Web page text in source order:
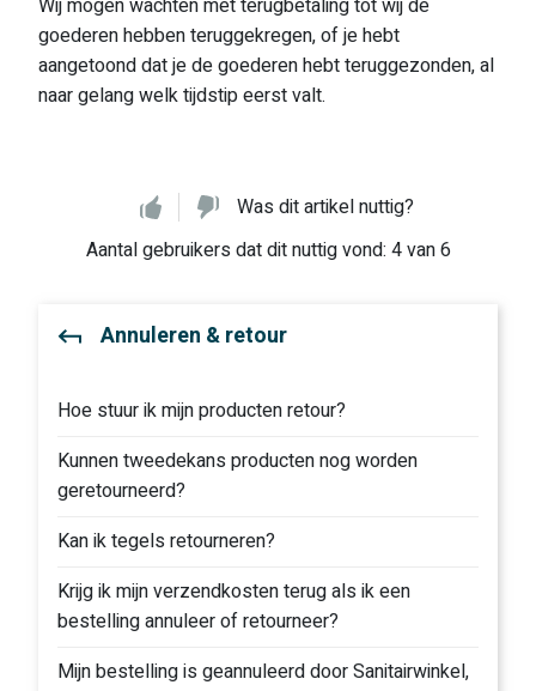
Annuleren & retour
Hoe stuur ik mijn producten retour?
Kunnen tweedekans producten nog worden
geretourneerd?
Kan ik tegels retourneren?
Krijg ik mijn verzendkosten terug als ik een
bestelling annuleer of retourneer?
Mijn bestelling is geannuleerd door Sanitairwinkel,
Wij mogen wachten met terugbetaling tot wij de
goederen hebben teruggekregen, of je hebt
aangetoond dat je de goederen hebt teruggezonden, al
naar gelang welk tijdstip eerst valt.
Was dit artikel nuttig?
Aantal gebruikers dat dit nuttig vond: 4 van 6